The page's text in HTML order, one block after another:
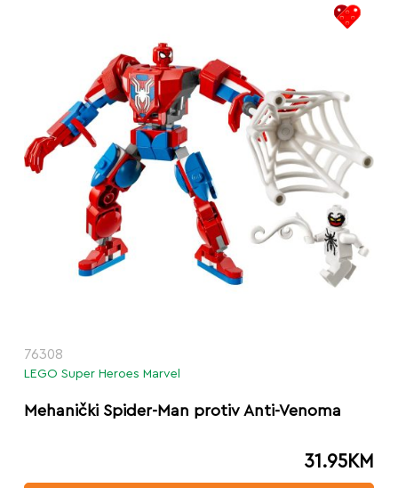
76308
LEGO Super Heroes Marvel
Mehanički Spider-Man protiv Anti-Venoma
31.95KM